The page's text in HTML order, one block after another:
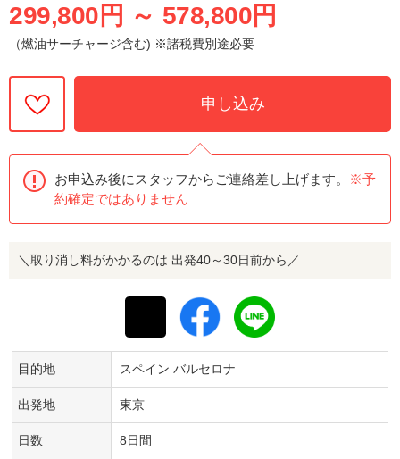
299,800円 ～ 578,800円
（燃油サーチャージ含む) ※諸税費別途必要
申し込み
お申込み後にスタッフからご連絡差し上げます。
※予
約確定ではありません
＼取り消し料がかかるのは 出発40～30日前から／
目的地 スペイン バルセロナ
出発地 東京
日数 8日間